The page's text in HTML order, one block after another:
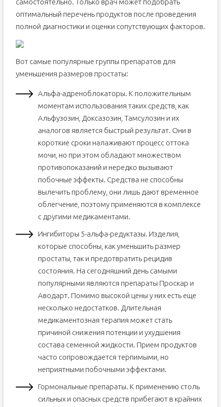
самостоятельно. Только врач может подобрать
оптимальный перечень продуктов после проведения
полной диагностики и оценки сопутствующих факторов.
Вот самые популярные группы препаратов для
уменьшения размеров простаты:
Альфа-адреноблокаторы. К положительным
моментам использования таких средств, как
Альфузозин, Доксазозин, Тамсулозин и их
аналогов является быстрый результат. Они в
короткие сроки налаживают процесс оттока
мочи, но при этом обладают множеством
противопоказаний и нередко вызывают
побочные эффекты. Средства не способны
вылечить проблему, они лишь дают временное
облегчение, поэтому применяются в комплексе
с другими медикаментами.
Ингибиторы 5-альфа-редуктазы. Изделия,
которые способны, как уменьшить размер
простаты, так и предотвратить рецидив
состояния. На сегодняшний день самыми
популярными являются препараты Проскар и
Аводарт. Помимо высокой цены у них есть еще
несколько недостатков. Длительная
медикаментозная терапия может стать
причиной снижения потенции и ухудшения
состава семенной жидкости. Прием продуктов
часто сопровождается терпимыми, но
неприятными побочными эффектами.
Гормональные препараты. К применению столь
сильных и опасных средств прибегают в крайних